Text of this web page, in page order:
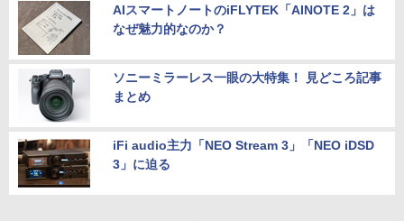
AIスマートノートのiFLYTEK「AINOTE 2」は
なぜ魅力的なのか？
ソニーミラーレス一眼の大特集！ 見どころ記事
まとめ
iFi audio主力「NEO Stream 3」「NEO iDSD
3」に迫る